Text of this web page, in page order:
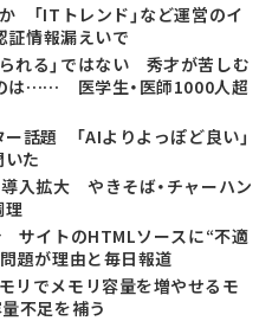
「ITトレンド」など運営のイ
証情報漏えいで
れる」ではない 秀才が苦しむ
のは…… 医学生・医師1000人超
話題 「AIよりよっぽど良い」
た
導入拡大 やきそば・チャーハン
理
サイトのHTMLソースに“不適
題が理由と毎日報道
リでメモリ容量を増やせるモ
不足を補う